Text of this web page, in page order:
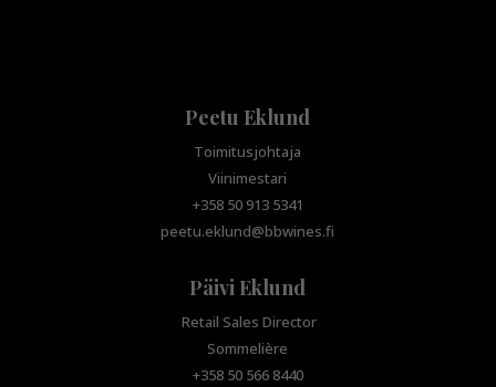
Peetu Eklund
Toimitusjohtaja
Viinimestari
+358 50 913 5341
peetu.eklund@bbwines.fi
Päivi Eklund
Retail Sales Director
Sommelière
+358 50 566 8440